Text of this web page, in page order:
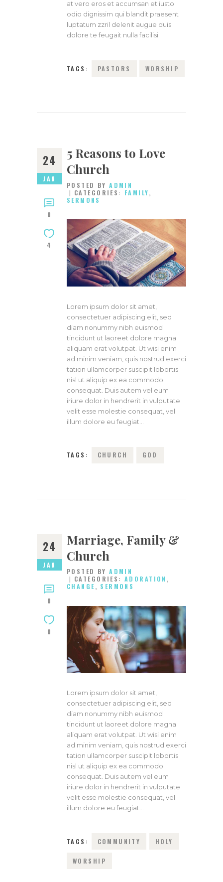
at vero eros et accumsan et iusto
odio dignissim qui blandit praesent
luptatum zzril delenit augue duis
dolore te feugait nulla facilisi.
TAGS: PASTORS WORSHIP
24
JAN
0
4
5 Reasons to Love
Church
POSTED BYADMIN
CATEGORIES: FAMILY,
SERMONS
Lorem ipsum dolor sit amet,
consectetuer adipiscing elit, sed
diam nonummy nibh euismod
tincidunt ut laoreet dolore magna
aliquam erat volutpat. Ut wisi enim
ad minim veniam, quis nostrud exerci
tation ullamcorper suscipit lobortis
nisl ut aliquip ex ea commodo
consequat. Duis autem vel eum
iriure dolor in hendrerit in vulputate
velit esse molestie consequat, vel
illum dolore eu feugiat…
TAGS: CHURCH GOD
24
JAN
0
0
Marriage, Family &
Church
POSTED BYADMIN
CATEGORIES:ADORATION ,
CHANGE, SERMONS
Lorem ipsum dolor sit amet,
consectetuer adipiscing elit, sed
diam nonummy nibh euismod
tincidunt ut laoreet dolore magna
aliquam erat volutpat. Ut wisi enim
ad minim veniam, quis nostrud exerci
tation ullamcorper suscipit lobortis
nisl ut aliquip ex ea commodo
consequat. Duis autem vel eum
iriure dolor in hendrerit in vulputate
velit esse molestie consequat, vel
illum dolore eu feugiat…
TAGS: COMMUNITY HOLY
WORSHIP